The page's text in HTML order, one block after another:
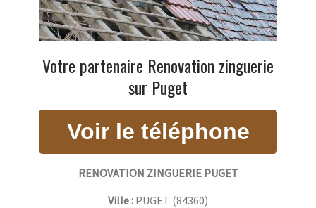
Votre partenaire Renovation zinguerie
sur Puget
RENOVATION ZINGUERIE PUGET
Ville : PUGET (84360)